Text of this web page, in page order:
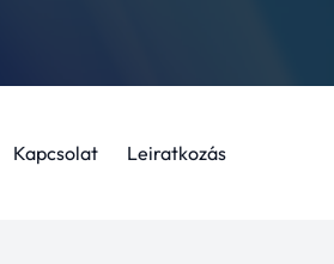
Kapcsolat Leiratkozás